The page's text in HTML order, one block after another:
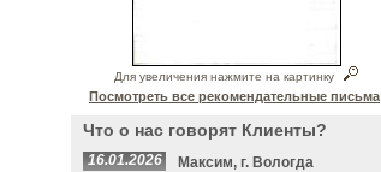
Для увеличения нажмите на картинку
Посмотреть все рекомендательные письма
Что о нас говорят Клиенты?
16.01.2026
Максим, г. Вологда